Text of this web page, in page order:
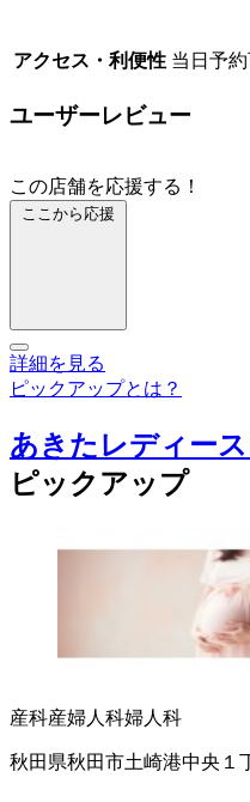
アクセス・利便性 当日予
ユーザーレビュー
この店舗を応援する！
ここから応援
詳細を見る
ピックアップとは？
あきたレディー
ピックアップ
産科産婦人科婦人科
秋田県秋田市土崎港中央１